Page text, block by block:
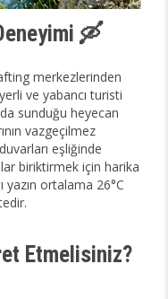
🛶
merkezlerinden
ve yabancı turisti
sunduğu heyecan
vazgeçilmez
eşliğinde
biriktirmek için harika
yazın ortalama 26°C
Etmelisiniz?